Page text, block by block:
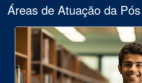
Áreas de Atuação da